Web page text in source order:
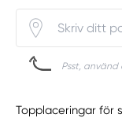
Psst, använd
Topplaceringar för